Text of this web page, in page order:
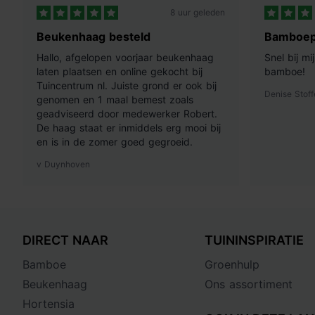
8 uur geleden
Beukenhaag besteld
Hallo, afgelopen voorjaar beukenhaag
laten plaatsen en online gekocht bij
Tuincentrum nl. Juiste grond er ook bij
genomen en 1 maal bemest zoals
geadviseerd door medewerker Robert.
De haag staat er inmiddels erg mooi bij
en is in de zomer goed gegroeid.
v Duynhoven
Snel bij
bamboe!
Denise
DIRECT NAAR
Bamboe
Beukenhaag
Hortensia
TUININSPIRATIE
Groenhulp
Ons assortiment